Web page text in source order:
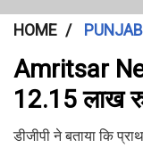
HOME PUNJAB
Amritsar
12.15 लाख
डीजीपी ने बताया कि